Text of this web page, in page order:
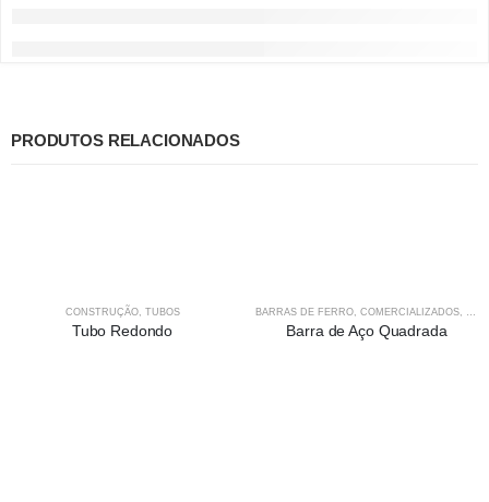
PRODUTOS RELACIONADOS
CONSTRUÇÃO, TUBOS
Tubo Redondo
BARRAS DE FERRO, COMERCIALIZADOS,
Barra de Aço Quadrada